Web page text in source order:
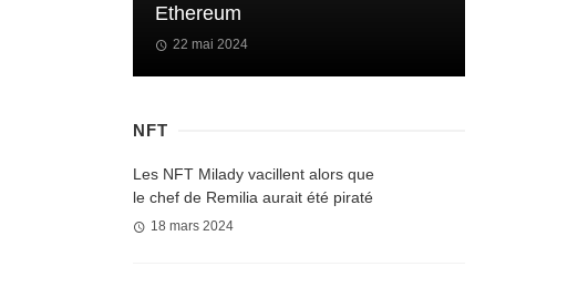
Ethereum
22 mai 2024
NFT
Les NFT Milady vacillent alors que
le chef de Remilia aurait été piraté
18 mars 2024